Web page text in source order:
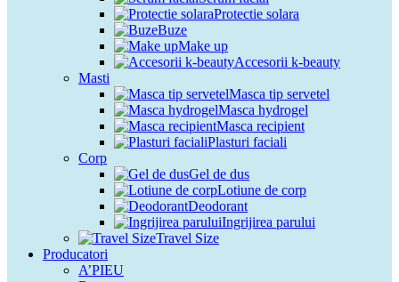
Protectie solara
Buze
Make up
Accesorii k-beauty
Masti
Masca tip servetel
Masca hydrogel
Masca recipient
Plasturi faciali
Corp
Gel de dus
Lotiune de corp
Deodorant
Ingrijirea parului
Travel Size
Producatori
A’PIEU